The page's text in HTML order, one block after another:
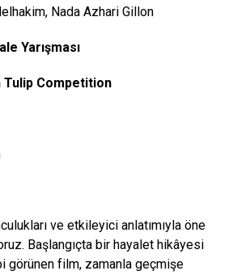
Nada Azhari Gillon
Yarışması
Tulip Competition
ve etkileyici anlatımıyla öne
Başlangıçta bir hayalet hikâyesi
görünen film, zamanla geçmişe